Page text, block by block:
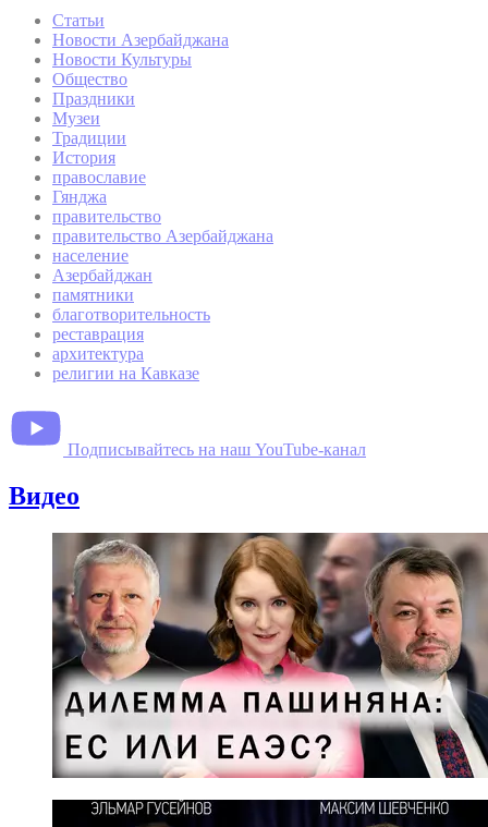
Статьи
Новости Азербайджана
Новости Культуры
Общество
Праздники
Музеи
Традиции
История
православие
Гянджа
правительство
правительство Азербайджана
население
Азербайджан
памятники
благотворительность
реставрация
архитектура
религии на Кавказе
Подписывайтесь на наш YouTube-канал
Видео